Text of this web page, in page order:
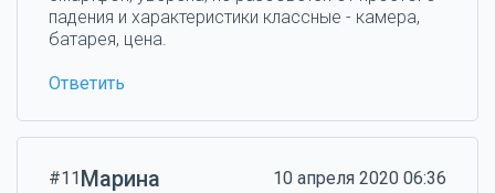
падения и характеристики классные - камера,
батарея, цена.
Ответить
#11Марина 10 апреля 2020 06:36